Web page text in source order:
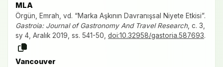
MLA
Örgün, Emrah, vd. “Marka Aşkının Davranışsal Niyete Etkisi”.
Gastroia: Journal of Gastronomy And Travel Research, c. 3,
sy 4, Aralık 2019, ss. 541-50, doi:10.32958/gastoria.587693.
Vancouver